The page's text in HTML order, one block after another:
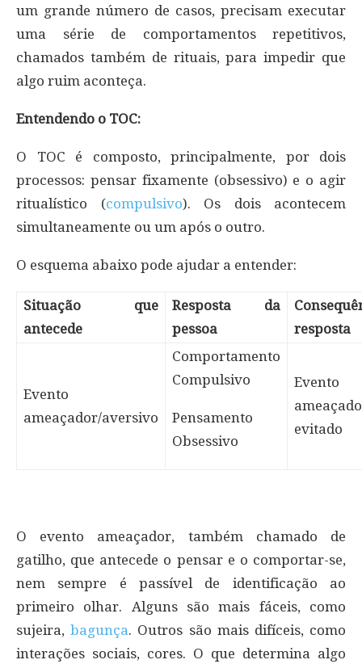
um grande número de casos, precisam executar
uma série de comportamentos repetitivos,
chamados também de rituais, para impedir que
algo ruim aconteça.
Entendendo o TOC:
O TOC é composto, principalmente, por dois
processos: pensar fixamente (obsessivo) e o agir
ritualístico (compulsivo). Os dois acontecem
simultaneamente ou um após o outro.
O esquema abaixo pode ajudar a entender:
Situação que
antecede
Resposta da
pessoa
resposta
Evento
ameaçador/aversivo
Comportamento
Compulsivo
Pensamento
Obsessivo
Evento
evitado
O evento ameaçador, também chamado de
gatilho, que antecede o pensar e o comportar-se,
nem sempre é passível de identificação ao
primeiro olhar. Alguns são mais fáceis, como
sujeira,bagunça. Outros são mais difíceis, como
interações sociais, cores. O que determina algo